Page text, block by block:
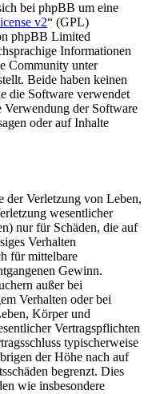
bei phpBB um eine
v2“ (GPL)
phpBB Limited
Informationen
Community unter
Beide haben keinen
die Software verwendet
Verwendung der Software
oder auf Inhalte
der Verletzung von Leben,
wesentlicher
nur für Schäden, die auf
Verhalten
für mittelbare
Gewinn.
außer bei
Verhalten oder bei
Körper und
Vertragspflichten
typischerweise
der Höhe nach auf
begrenzt. Dies
wie insbesondere